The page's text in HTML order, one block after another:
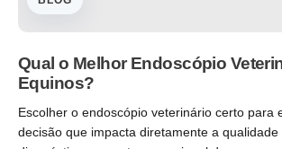
Qual o Melhor Endoscópio
Equinos?
Escolher o endoscópio veterinário certo para
decisão que impacta diretamente a qualidade